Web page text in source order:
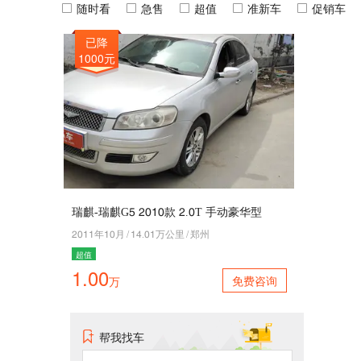
随时看 急售 超值 准新车 促销车
已降
1000元
瑞麒-瑞麒G1 5040款 5.0T 手动豪华型
5044年40月 / 47.04万公里 /郑州
超值
1.00万 免费咨询
帮我找车